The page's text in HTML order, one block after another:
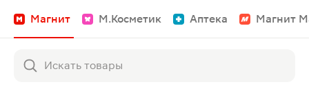
Магнит М.Косметик Аптека Магнит